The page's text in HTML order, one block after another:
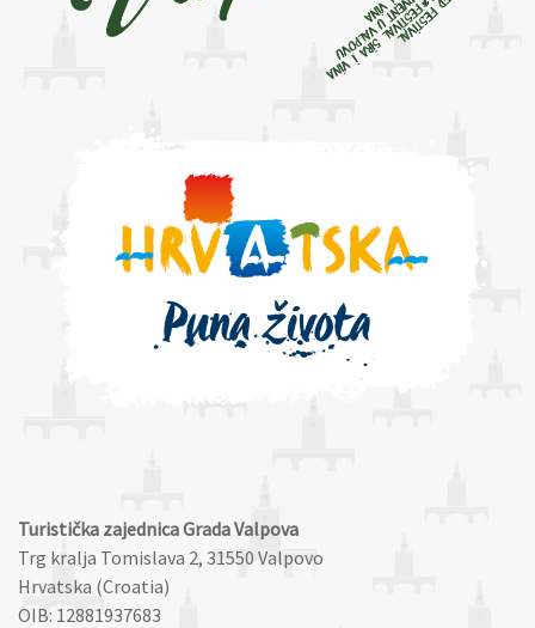
Turistička zajednica Grada Valpova
Trg kralja Tomislava 2, 31550 Valpovo
Hrvatska (Croatia)
OIB: 12881937683